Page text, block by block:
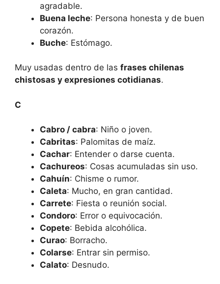
agradable.
Buena leche: Persona honesta y de buen
corazón.
Buche: Estómago.
Muy usadas dentro de las frases chilenas
chistosas y expresiones cotidianas.
C
Cabro / cabra: Niño o joven.
Cabritas: Palomitas de maíz.
Cachar: Entender o darse cuenta.
Cachureos: Cosas acumuladas sin uso.
Cahuín: Chisme o rumor.
Caleta: Mucho, en gran cantidad.
Carrete: Fiesta o reunión social.
Condoro: Error o equivocación.
Copete: Bebida alcohólica.
Curao: Borracho.
Colarse: Entrar sin permiso.
Calato: Desnudo.